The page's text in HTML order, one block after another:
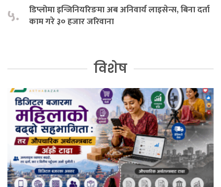
५.
डिप्लोमा इन्जिनियरिङमा अब अनिवार्य लाइसेन्स, बिना दर्ता
काम गरे ३० हजार जरिवाना
विशेष